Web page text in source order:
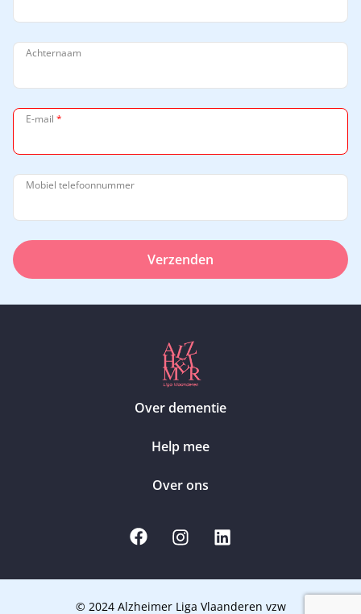
Achternaam
E-mail *
Mobiel telefoonnummer
Verzenden
Over dementie
Help mee
Over ons
© 2024 Alzheimer Liga Vlaanderen vzw